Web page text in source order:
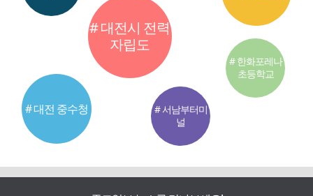
# 대전시 전력
자립도
# 대전 중수청
# 서남부터미
널
# 한화포레나
초등학교